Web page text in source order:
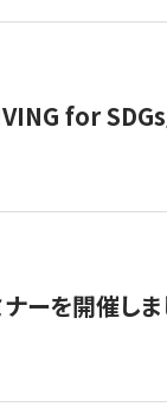
for
ーを開催し